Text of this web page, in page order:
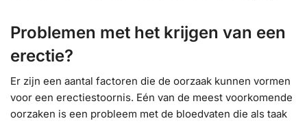
Problemen met het krijgen van een
erectie?
Er zijn een aantal factoren die de oorzaak kunnen vormen
voor een erectiestoornis. Eén van de meest voorkomende
oorzaken is een probleem met de bloedvaten die als taak